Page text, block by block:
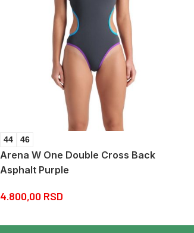
44 46
Arena W One Double Cross Back
Asphalt Purple
4.800,00 RSD